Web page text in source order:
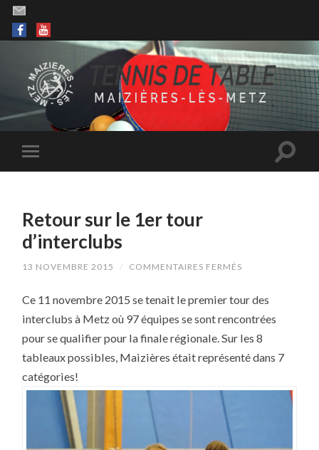
Retour sur le 1er tour
d’interclubs
13 NOVEMBRE 2015 / COMMENTAIRES FERMÉS
LE
TOUR
Ce 11 novembre 2015 se tenait le premier tour des
interclubs à Metz où 97 équipes se sont rencontrées
pour se qualifier pour la finale régionale. Sur les 8
tableaux possibles, Maizières était représenté dans 7
catégories!